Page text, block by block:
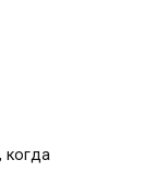
когда